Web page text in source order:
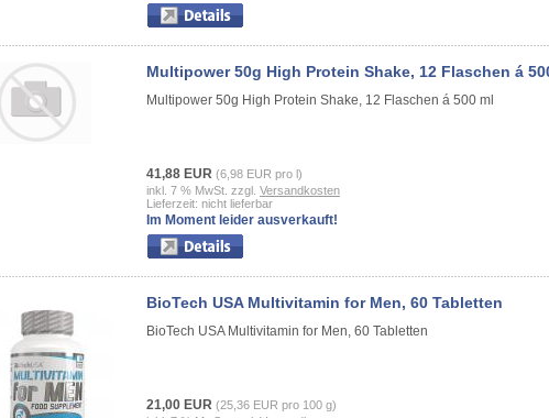
Multipower 50g High Protein Shake, 12 Flaschen á
Multipower 50g High Protein Shake, 12 Flaschen á 500 ml
41,88 EUR (6,98 EUR pro l)
inkl. 7 % MwSt. zzgl. Versandkosten
Lieferzeit: nicht lieferbar
Im Moment leider ausverkauft!
BioTech USA Multivitamin for Men, 60 Tabletten
BioTech USA Multivitamin for Men, 60 Tabletten
21,00 EUR (25,36 EUR pro 100 g)